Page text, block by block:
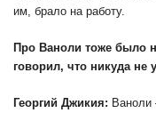
им, брало на работу.
Про Ваноли тоже было
говорил, что никуда не
Георгий Джикия: